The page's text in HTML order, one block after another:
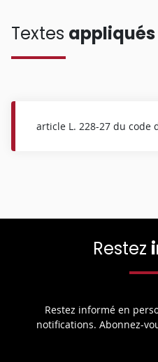
Textes appliqués
article L. 228-27 du code
Restez
Restez informé en
notifications. Abonnez-